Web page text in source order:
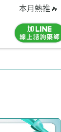
本月熱推🔥